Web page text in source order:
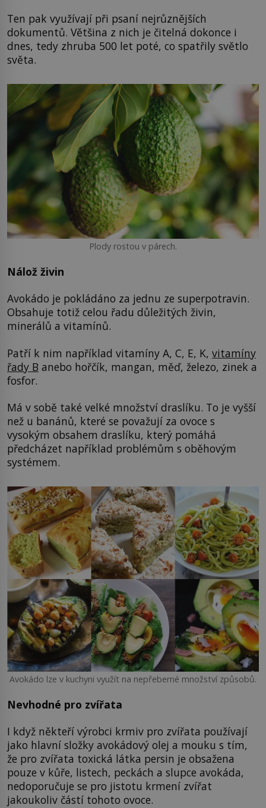
Ten pak využívají při psaní nejrůznějších
dokumentů. Většina z nich je čitelná dokonce i
dnes, tedy zhruba 500 let poté, co spatřily světlo
světa.
Plody rostou v párech.
Nálož živin
Avokádo je pokládáno za jednu ze superpotravin.
Obsahuje totiž celou řadu důležitých živin,
minerálů a vitamínů.
Patří k nim například vitamíny A, C, E, K, vitamíny
řady B anebo hořčík, mangan, měď, železo, zinek a
fosfor.
Má v sobě také velké množství draslíku. To je vyšší
než u banánů, které se považují za ovoce s
vysokým obsahem draslíku, který pomáhá
předcházet například problémům s oběhovým
systémem.
Avokádo lze v kuchyni využít na nepřeberné množství způsobů.
Nevhodné pro zvířata
I když někteří výrobci krmiv pro zvířata používají
jako hlavní složky avokádový olej a mouku s tím,
že pro zvířata toxická látka persin je obsažena
pouze v kůře, listech, peckách a slupce avokáda,
nedoporučuje se pro jistotu krmení zvířat
jakoukoliv částí tohoto ovoce.